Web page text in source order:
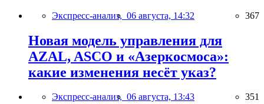
Экспресс-анализ, 06 августа, 14:32 367
Новая модель управления для
AZAL, ASCO и «Азеркосмоса»:
какие изменения несёт указ?
Экспресс-анализ, 06 августа, 13:43 351